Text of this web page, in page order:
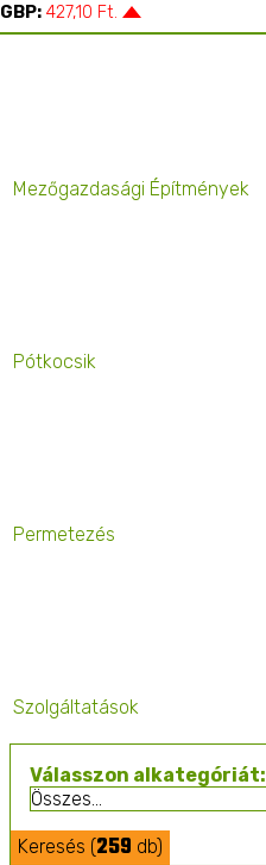
GBP: 427,10 Ft.
Gépalkatrészek
Mezőgazdasági Építmények
Pótkocsik
Permetezés
Szolgáltatások
Válasszon alkategóriát:
Keresés (259 db)